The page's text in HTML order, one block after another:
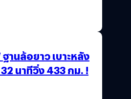
ฐานล้อยาว เบาะหลัง
นาทีวิ่ง 433 กม. !